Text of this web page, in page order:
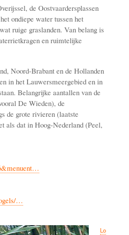
de Oostvaardersplassen
ondiepe water tussen het
ruige graslanden. Van belang is
en ruimtelijke
Noord-Brabant en de Hollanden
in het Lauwersmeergebied en in
Belangrijke aantallen van de
De Wieden), de
de grote rivieren (laatste
als dat in Hoog-Nederland (Peel,
…
Lo